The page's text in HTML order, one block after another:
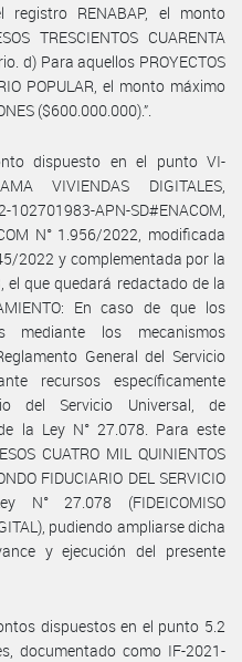
RENABAP, el monto
TRESCIENTOS CUARENTA
d) Para aquellos PROYECTOS
POPULAR, el monto máximo
($600.000.000).”.
dispuesto en el punto VI-
VIVIENDAS DIGITALES,
APN-SD#ENACOM,
N° 1.956/2022, modificada
2022 y complementada por la
el que quedará redactado de la
En caso de que los
mediante los mecanismos
General del Servicio
recursos específicamente
del Servicio Universal, de
la Ley N° 27.078. Para este
CUATRO MIL QUINIENTOS
FIDUCIARIO DEL SERVICIO
N° 27.078 (FIDEICOMISO
pudiendo ampliarse dicha
y ejecución del presente
dispuestos en el punto 5.2
documentado como IF-2021-